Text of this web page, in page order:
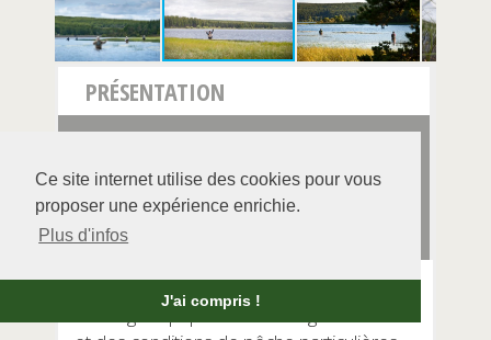
Ce site internet utilise des cookies pour vous
proposer une expérience enrichie.
Plus d'infos
J'ai compris !
PRÉSENTATION
POISSONS
AMÉNAGEMENT
RÉGLEMENTATIONS
Ce lac est classé en grand lac intérieur de
montagne qui permet une réglementation